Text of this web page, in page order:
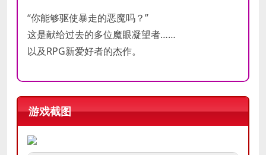
“你能够驱使暴走的恶魔吗？”
这是献给过去的多位魔眼凝望者……
以及RPG新爱好者的杰作。
游戏截图